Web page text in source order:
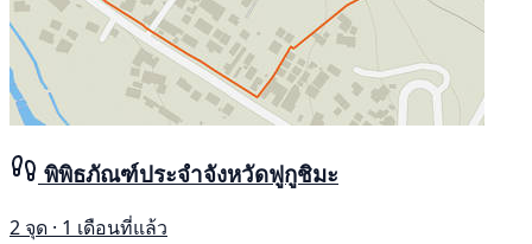
พิพิธภัณฑ์ประจำจังหวัดฟูกูชิมะ
2 จุด · 1 เดือนที่แล้ว